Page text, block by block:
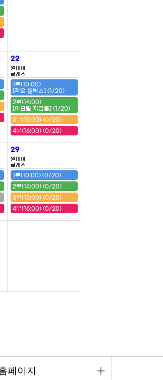
22
원데이
클래스
1부(10:00)
[작은 툴박스] (1/20)
2부(14:00)
[아크릴 저금통] (1/20)
3부(15:00) (0/20)
4부(16:00) (0/20)
29
원데이
클래스
1부(10:00) (0/20)
2부(14:00) (0/20)
3부(15:00) (0/20)
4부(16:00) (0/20)